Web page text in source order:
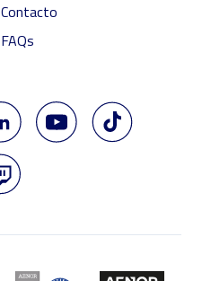
Contacto
FAQs